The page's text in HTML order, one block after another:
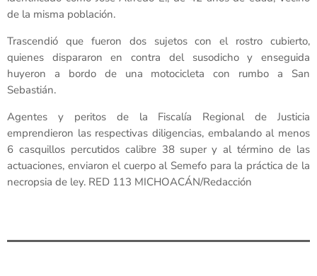
de la misma población.
Trascendió que fueron dos sujetos con el rostro cubierto,
quienes dispararon en contra del susodicho y enseguida
huyeron a bordo de una motocicleta con rumbo a San
Sebastián.
Agentes y peritos de la Fiscalía Regional de Justicia
emprendieron las respectivas diligencias, embalando al menos
6 casquillos percutidos calibre 38 super y al término de las
actuaciones, enviaron el cuerpo al Semefo para la práctica de la
necropsia de ley. RED 113 MICHOACÁN/Redacción